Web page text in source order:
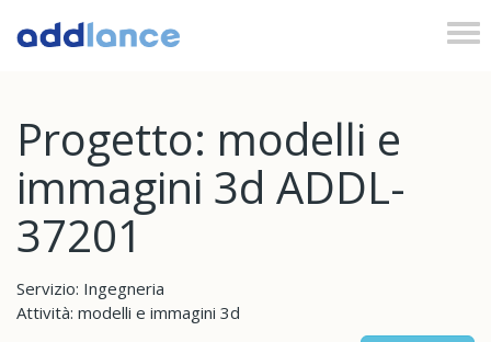
Progetto: modelli e
immagini 3d ADDL-
37201
Servizio: Ingegneria
Attività: modelli e immagini 3d